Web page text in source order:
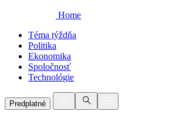
Home
Téma týždňa
Politika
Ekonomika
Spoločnosť
Technológie
Predplatné